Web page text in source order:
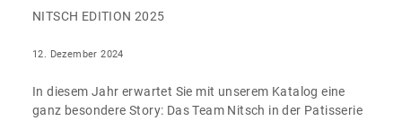
NITSCH EDITION 2025
12. Dezember 2024
In diesem Jahr erwartet Sie mit unserem Katalog eine
ganz besondere Story: Das Team Nitsch in der Patisserie